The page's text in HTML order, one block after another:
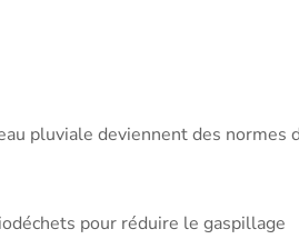
pluviale deviennent des normes
pour réduire le gaspillage